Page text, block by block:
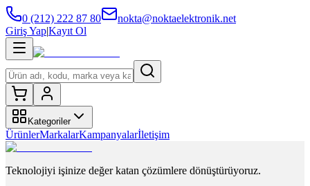
0 (212) 222 87 80
nokta@noktaelektronik.net
Giriş Yap|Kayıt Ol
Kategoriler
ÜrünlerMarkalarKampanyalarİletişim
Teknolojiyi işinize değer katan çözümlere dönüştürüyoruz.